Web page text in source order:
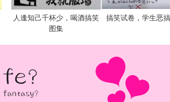
人逢知己千杯少，喝酒搞笑
图集
搞笑试卷，学生恶